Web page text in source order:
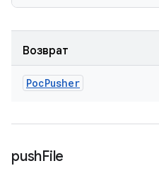
Возврат
PocPusher
pushFile